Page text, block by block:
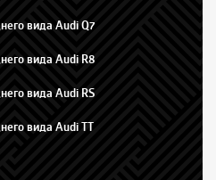
вида Audi Q7
вида Audi R8
вида Audi RS
вида Audi TT